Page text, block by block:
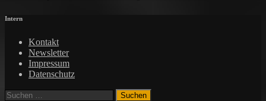
Intern
Kontakt
Newsletter
Impressum
Datenschutz
Suchen